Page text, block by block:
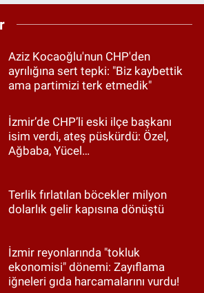
Aziz Kocaoğlu'nun CHP'den
ayrılığına sert tepki: "Biz kaybettik
ama partimizi terk etmedik"
İzmir’de CHP’li eski ilçe başkanı
isim verdi, ateş püskürdü: Özel,
Ağbaba, Yücel…
Terlik fırlatılan böcekler milyon
dolarlık gelir kapısına dönüştü
İzmir reyonlarında "tokluk
ekonomisi" dönemi: Zayıflama
iğneleri gıda harcamalarını vurdu!